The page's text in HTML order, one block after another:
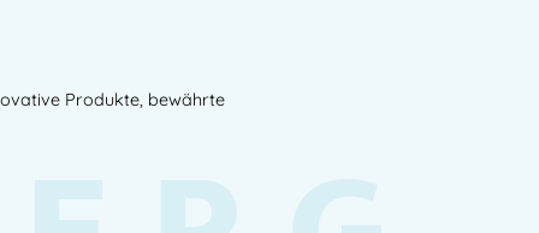
Produkte, bewährte